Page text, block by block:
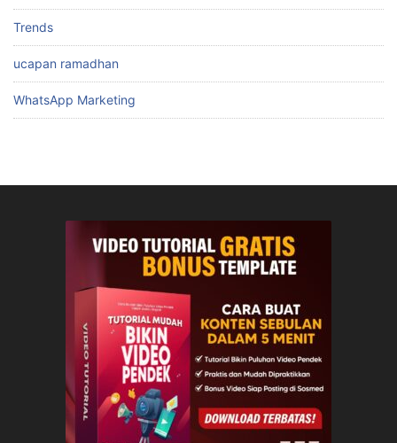
Trends
ucapan ramadhan
WhatsApp Marketing